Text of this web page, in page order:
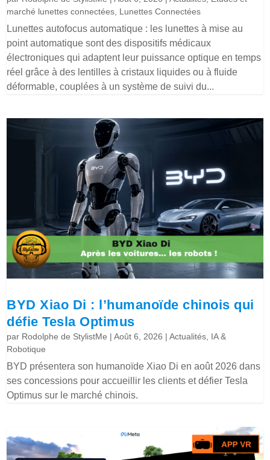
marché lunettes connectées Lunettes Connectées
Lunettes autofocus automatique : les lunettes à mise au
point automatique sont des dispositifs médicaux
électroniques qui adaptent leur puissance optique en temps
réel grâce à des lentilles à cristaux liquides ou à fluide
déformable, couplées à un système de suivi du...
BYD Xiao Di : l’humanoïde chinois qui
défie Tesla Optimus
par Rodolphe de StylistMe |Août 6, 2026 |Actualités IA &
Robotique
BYD présentera son humanoïde Xiao Di en août 2026 dans
ses concessions pour accueillir les clients et défier Tesla
Optimus sur le marché chinois.